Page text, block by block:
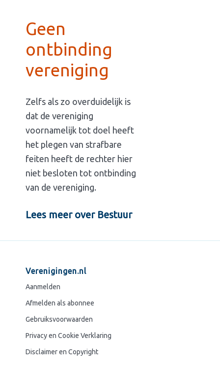
Geen
ontbinding
vereniging
Zelfs als zo overduidelijk is
dat de vereniging
voornamelijk tot doel heeft
het plegen van strafbare
feiten heeft de rechter hier
niet besloten tot ontbinding
van de vereniging.
Lees meer over Bestuur
Verenigingen.nl
Aanmelden
Afmelden als abonnee
Gebruiksvoorwaarden
Privacy en Cookie Verklaring
Disclaimer en Copyright